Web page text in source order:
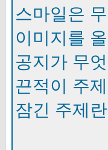
스마일은
이미지를
공지가 무
끈적이 주
잠긴 주제